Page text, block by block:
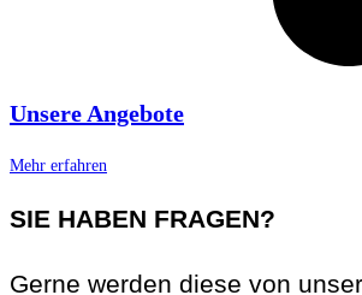
Unsere Angebote
Mehr erfahren
SIE HABEN FRAGEN?
Gerne werden diese von